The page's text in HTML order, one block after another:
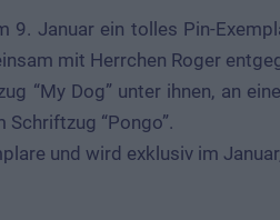
9. Januar ein tolles Pin-
mit Herrchen Roger
“My Dog” unter ihnen, an
“Pongo”.
und wird exklusiv im